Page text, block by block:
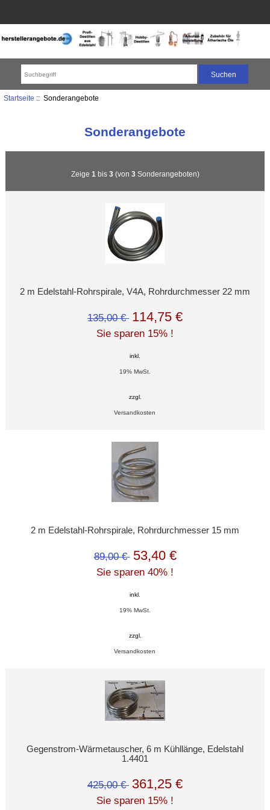
Startseite :: Sonderangebote
Sonderangebote
Zeige 1 bis 3(von 3Sonderangeboten)
2 m Edelstahl-Rohrspirale, V4A, Rohrdurchmesser 22 mm
135,00 € 114,75 €
Sie sparen 15% !
inkl.
19% MwSt.
zzgl.
Versandkosten
2 m Edelstahl-Rohrspirale, Rohrdurchmesser 15 mm
89,00 € 53,40 €
Sie sparen 40% !
inkl.
19% MwSt.
zzgl.
Versandkosten
Gegenstrom-Wärmetauscher, 6 m Kühllänge, Edelstahl
1.4401
425,00 € 361,25 €
Sie sparen 15% !